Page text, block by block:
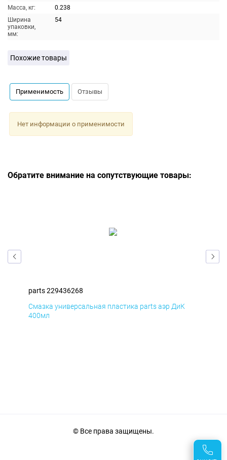
Масса, кг:
0.238
Ширина
упаковки,
мм:
54
Похожие товары
Применимость Отзывы
Нет информации о применимости
Обратите внимание на сопутствующие товары:
parts 229436268
Смазка универсальная пластика parts аэр ДиК
400мл
© Все права защищены.